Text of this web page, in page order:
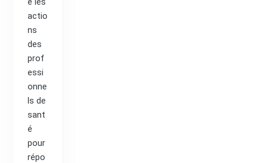
actio
ns
des
prof
essi
onne
ls de
sant
é
pour
répo